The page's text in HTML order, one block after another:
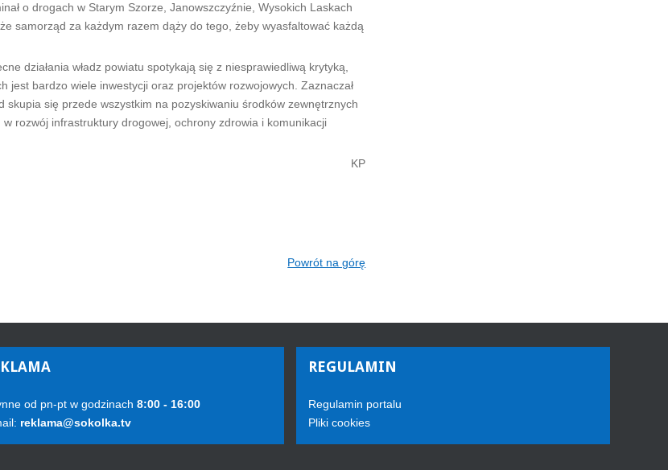
o drogach w Starym Szorze, Janowszczyźnie, Wysokich Laskach
samorząd za każdym razem dąży do tego, żeby wyasfaltować każdą
działania władz powiatu spotykają się z niesprawiedliwą krytyką,
jest bardzo wiele inwestycji oraz projektów rozwojowych. Zaznaczał
skupia się przede wszystkim na pozyskiwaniu środków zewnętrznych
rozwój infrastruktury drogowej, ochrony zdrowia i komunikacji
KP
Powrót na górę
od pn-pt w godzinach 8:00 - 16:00
reklama@sokolka.tv
REGULAMIN
Regulamin portalu
Pliki cookies